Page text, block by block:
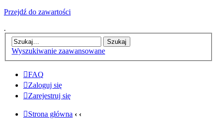
Przejdź do zawartości
.
Wyszukiwanie zaawansowane
FAQ
Zaloguj się
Zarejestruj się
Strona główna ‹ ‹